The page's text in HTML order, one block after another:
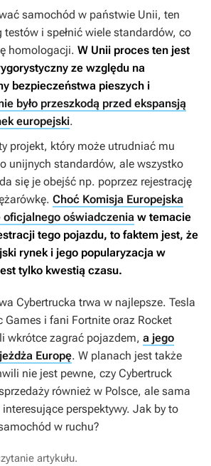
samochód w państwie Unii, ten
testów i spełnić wiele standardów, co
homologacji. W Unii proces ten jest
ze względu na
bezpieczeństwa pieszych i
było przeszkodą przed ekspansją
europejski.
projekt, który może utrudniać mu
unijnych standardów, ale wszystko
się je obejść np. poprzez rejestrację
Choć Komisja Europejska
oficjalnego oświadczenia w temacie
tego pojazdu, to faktem jest, że
rynek i jego popularyzacja w
tylko kwestią czasu.
Cybertrucka trwa w najlepsze. Tesla
Games i fani Fortnite oraz Rocket
wkrótce zagrać pojazdem, a jego
Europę. W planach jest także
nie jest pewne, czy Cybertruck
również w Polsce, ale sama
perspektywy. Jak by to
w ruchu?
artykułu.